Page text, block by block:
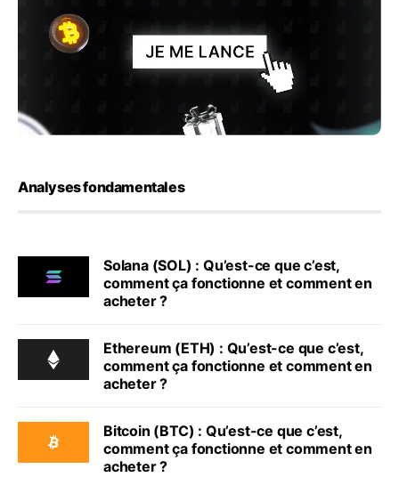
Analyses fondamentales
Solana (SOL) : Qu’est-ce que c’est,
comment ça fonctionne et comment en
acheter ?
Ethereum (ETH) : Qu’est-ce que c’est,
comment ça fonctionne et comment en
acheter ?
Bitcoin (BTC) : Qu’est-ce que c’est,
comment ça fonctionne et comment en
acheter ?